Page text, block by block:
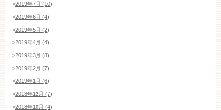
>2019年7月 (10)
>2019年6月 (4)
>2019年5月 (2)
>2019年4月 (4)
>2019年3月 (8)
>2019年2月 (7)
>2019年1月 (6)
>2018年12月 (7)
>2018年10月 (4)